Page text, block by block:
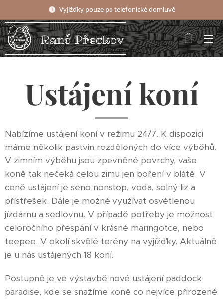
Vyjížďky pouze po telefonické domluvě
Ranč Přeckov
Ustájení koní
Nabízíme ustájení koní v režimu 24/7. K dispozici
máme několik pastvin rozdělených do více výběhů.
V zimním výběhu jsou zpevněné povrchy, vaše
koně tak nečeká celou zimu jen boření v blátě. V
ceně ustájení je seno nonstop, voda, solný liz a
přístřešek. Dále je možné využívat osvětlenou
jízdárnu a sedlovnu. V případě potřeby je možnost
celoročního přespání v krásné maringotce, nebo
teepee. V okolí skvělé terény na vyjížďky. Aktuálně
je u nás ustájených 18 koní.
Postupně je ve výstavbě nové ustájení paddock
paradise, kde se snažíme koně co nejvíce přirozeně